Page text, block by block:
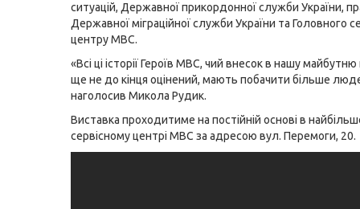
ситуацій, Державної прикордонної служби України,
Державної міграційної служби України та Головного
центру МВС.
«Всі ці історії Героїв МВС, чий внесок в нашу
ще не до кінця оцінений, мають побачити більше
наголосив Микола Рудик.
Виставка проходитиме на постійній основі в
сервісному центрі МВС за адресою вул. Перемоги, 20.